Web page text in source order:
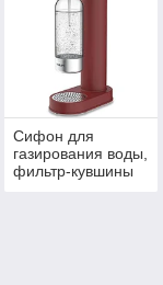
Сифон для
газирования воды,
фильтр-кувшины